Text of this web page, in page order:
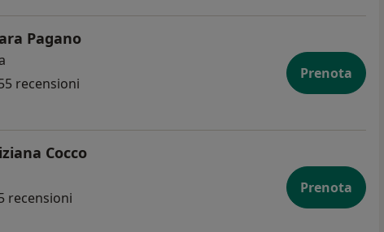
Pagano
recensioni
Prenota
Cocco
recensioni
Prenota